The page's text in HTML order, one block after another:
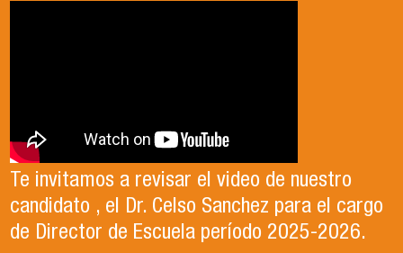
El 15 de enero, el Departamento de Gestión
del Deporte de la Vicerrectoría de Apoyo
Estudiantil Usach, premió a las y los
deportistas más destacados del año
En este segundo capítulo conoceremos el
Proyecto Ludo Inclusión, liderado por el
profesor Claudio Farías y estudiantes de
Pedagogía en Educación Física de la Facultad
Te invitamos a revisar el video de nuestro
candidato , el Dr. Celso Sanchez para el cargo
de Director de Escuela período 2025-2026.